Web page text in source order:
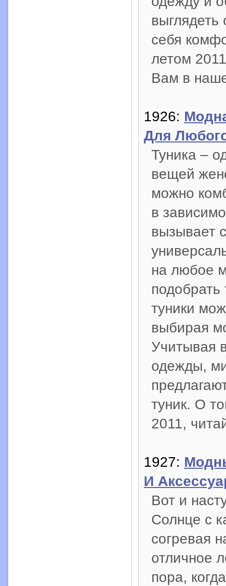
себя
летом
Вам в
1926:
Для
Туника –
вещей
можно
в
вызывает
на любое
туники
выбирая
Учитывая
одежды,
туник. О
2011,
1927:
И
Вот и
Солнце с
согревая
отличное
пора,